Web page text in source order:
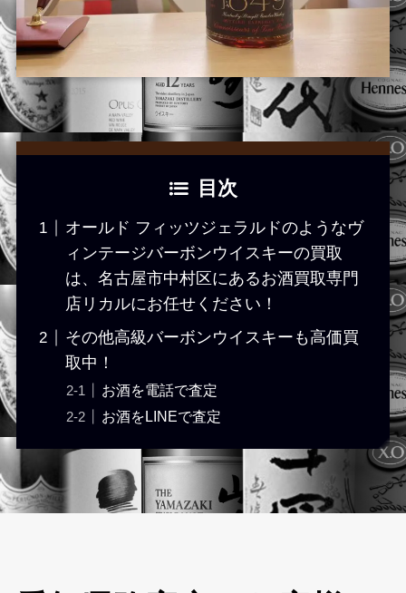
目次
オールド フィッツジェラルドのようなヴ
ィンテージバーボンウイスキーの買取
は、名古屋市中村区にあるお酒買取専門
店リカルにお任せください！
その他高級バーボンウイスキーも高価買
取中！
お酒を電話で査定
お酒をLINEで査定